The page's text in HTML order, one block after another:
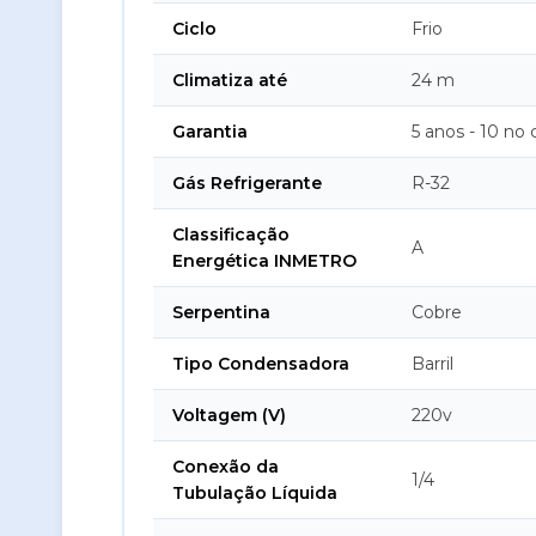
Ciclo Frio
Climatiza até 24 m
Garantia 5 anos - 10 no
Gás Refrigerante R-32
Classificação
Energética INMETRO
A
Serpentina Cobre
Tipo Condensadora Barril
Voltagem (V) 220v
Conexão da
Tubulação Líquida
1/4